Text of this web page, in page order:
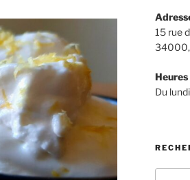
15 rue
34000,
Heures
Du